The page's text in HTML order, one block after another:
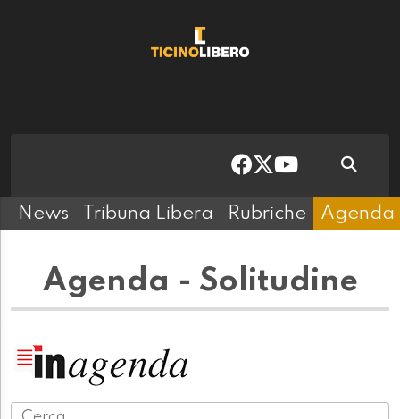
News Tribuna Libera Rubriche Agenda
Agenda - Solitudine